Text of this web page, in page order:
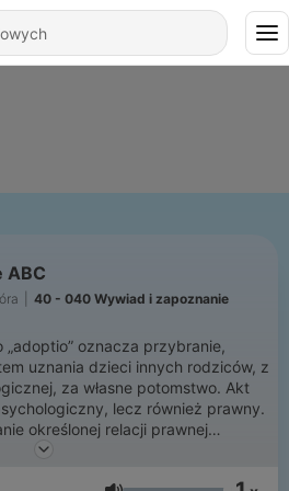
ABC
40 - 040 Wywiad i zapoznanie
„adoptio” oznacza przybranie,
uznania dzieci innych rodziców, z
za własne potomstwo. Akt
lecz również prawny.
określonej relacji prawnej
rodziców, tożsamej z relacjami